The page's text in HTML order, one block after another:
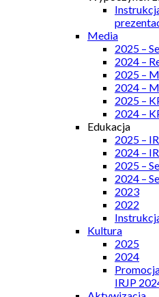
Media
2025 –
2024 –
2025 –
2024 –
2025 –
2024 –
Edukacja
2025 –
2024 –
2025 –
2024 –
2023
2022
Kultura
2025
2024
IRJP